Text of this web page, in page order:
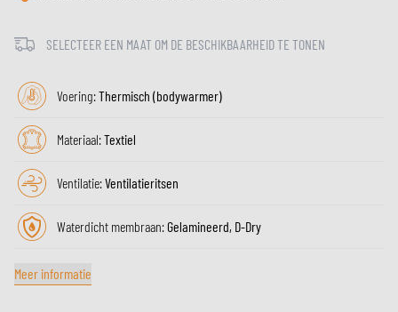
SELECTEER EEN MAAT OM DE BESCHIKBAARHEID TE TONEN
Voering:Thermisch (bodywarmer)
Materiaal:Textiel
Ventilatie:Ventilatieritsen
Waterdicht membraan:Gelamineerd, D-Dry
Meer informatie